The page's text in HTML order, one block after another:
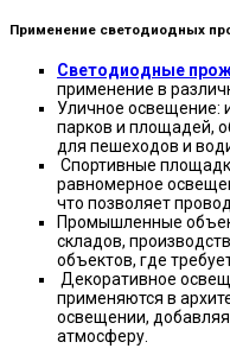
Применение светодиодных
Светодиодные
применение в
Уличное освещение:
парков и площадей,
для пешеходов и
Спортивные
равномерное
что позволяет
Промышленные
складов,
объектов, где
Декоративное
применяются в
освещении,
атмосферу.